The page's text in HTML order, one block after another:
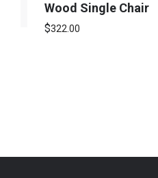
Wood Single Chair
$322.00